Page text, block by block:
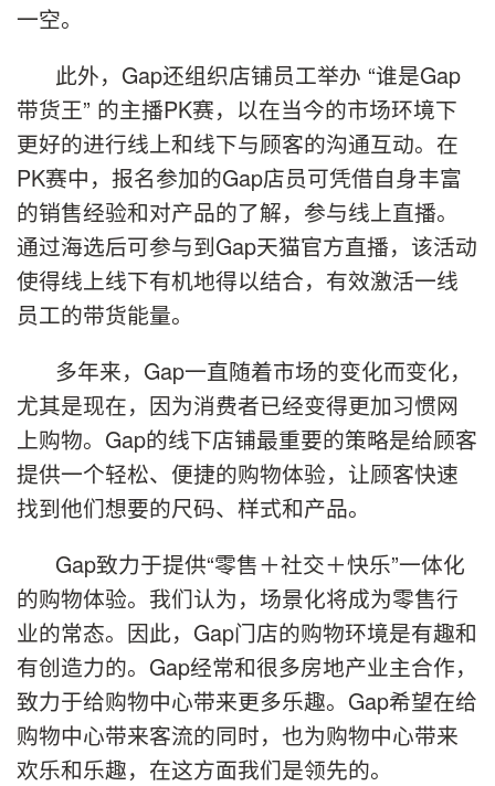
一空。
此外，Gap还组织店铺员工举办 “谁是Gap
带货王” 的主播PK赛，以在当今的市场环境下
更好的进行线上和线下与顾客的沟通互动。在
PK赛中，报名参加的Gap店员可凭借自身丰富
的销售经验和对产品的了解，参与线上直播。
通过海选后可参与到Gap天猫官方直播，该活动
使得线上线下有机地得以结合，有效激活一线
员工的带货能量。
多年来，Gap一直随着市场的变化而变化，
尤其是现在，因为消费者已经变得更加习惯网
上购物。Gap的线下店铺最重要的策略是给顾客
提供一个轻松、便捷的购物体验，让顾客快速
找到他们想要的尺码、样式和产品。
Gap致力于提供“零售＋社交＋快乐”一体化
的购物体验。我们认为，场景化将成为零售行
业的常态。因此，Gap门店的购物环境是有趣和
有创造力的。Gap经常和很多房地产业主合作，
致力于给购物中心带来更多乐趣。Gap希望在给
购物中心带来客流的同时，也为购物中心带来
欢乐和乐趣，在这方面我们是领先的。